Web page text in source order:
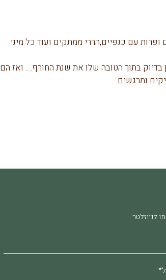
עם כנפיים,הררי ממתקים ועוד כל מיני
בתוך הטובה שלו את שנת החורף…. ואז הם
ומרגשים.
לניוזלטר